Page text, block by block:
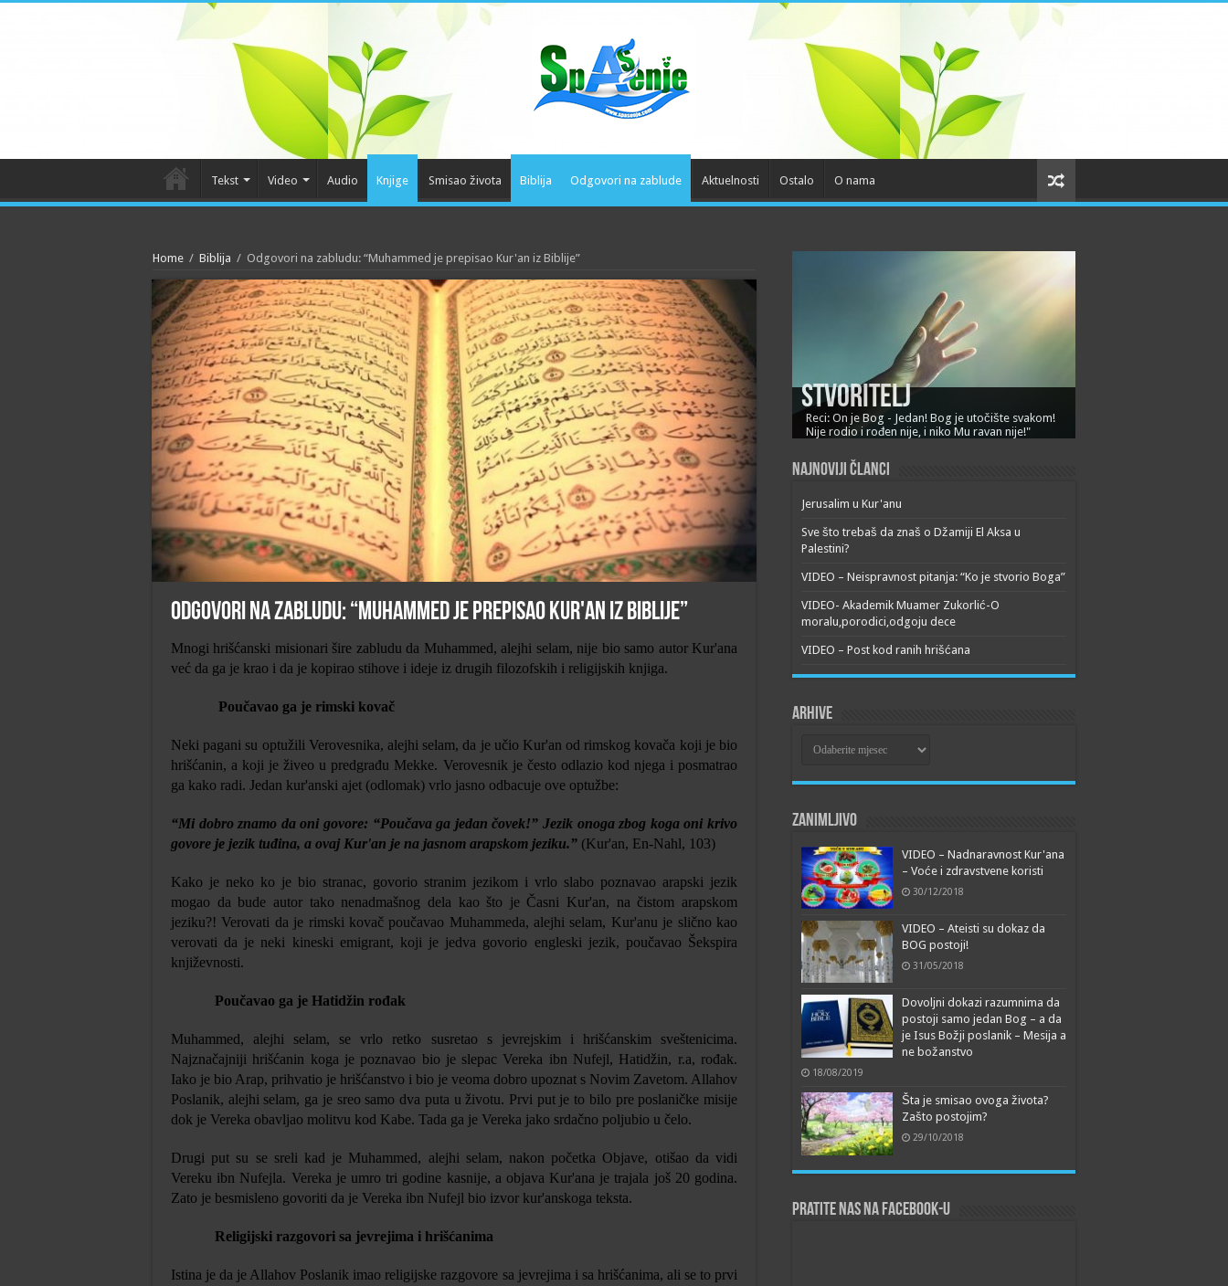
Tekst Video Audio Knjige Smisao života Biblija Odgovori na zablude Aktuelnosti Ostalo O nama
Home / Biblija / Odgovori na zabludu: “Muhammed je prepisao Kur'an iz Biblije”
Odgovori na zabludu: “Muhammed je prepisao Kur'an iz Biblije”
Mnogi hrišćanski misionari šire zabludu da Muhammed, alejhi selam, nije bio samo autor Kur'ana
već da ga je krao i da je kopirao stihove i ideje iz drugih filozofskih i religijskih knjiga.
Poučavao ga je rimski kovač
Neki pagani su optužili Verovesnika, alejhi selam, da je učio Kur'an od rimskog kovača koji je bio
hrišćanin, a koji je živeo u predgrađu Mekke. Verovesnik je često odlazio kod njega i posmatrao
ga kako radi. Jedan kur'anski ajet (odlomak) vrlo jasno odbacuje ove optužbe:
“Mi dobro znamo da oni govore: “Poučava ga jedan čovek!” Jezik onoga zbog koga oni krivo
govore je jezik tuđina, a ovaj Kur'an je na jasnom arapskom jeziku.” (Kur'an, En-Nahl, 103)
Kako je neko ko je bio stranac, govorio stranim jezikom i vrlo slabo poznavao arapski jezik
mogao da bude autor tako nenadmašnog dela kao što je Časni Kur'an, na čistom arapskom
jeziku?! Verovati da je rimski kovač poučavao Muhammeda, alejhi selam, Kur'anu je slično kao
verovati da je neki kineski emigrant, koji je jedva govorio engleski jezik, poučavao Šekspira
književnosti.
Poučavao ga je Hatidžin rođak
Muhammed, alejhi selam, se vrlo retko susretao s jevrejskim i hrišćanskim sveštenicima.
Najznačajniji hrišćanin koga je poznavao bio je slepac Vereka ibn Nufejl, Hatidžin, r.a, rođak.
Iako je bio Arap, prihvatio je hrišćanstvo i bio je veoma dobro upoznat s Novim Zavetom. Allahov
Poslanik, alejhi selam, ga je sreo samo dva puta u životu. Prvi put je to bilo pre poslaničke misije
dok je Vereka obavljao molitvu kod Kabe. Tada ga je Vereka jako srdačno poljubio u čelo.
Drugi put su se sreli kad je Muhammed, alejhi selam, nakon početka Objave, otišao da vidi
Vereku ibn Nufejla. Vereka je umro tri godine kasnije, a objava Kur'ana je trajala još 20 godina.
Zato je besmisleno govoriti da je Vereka ibn Nufejl bio izvor kur'anskoga teksta.
Religijski razgovori sa jevrejima i hrišćanima
Istina je da je Allahov Poslanik imao religijske razgovore sa jevrejima i sa hrišćanima, ali se to prvi
Stvoritelj
Reci: On je Bog - Jedan! Bog je utočište svakom!
Nije rodio i rođen nije, i niko Mu ravan nije!"
Najnoviji članci
Jerusalim u Kur'anu
Sve što trebaš da znaš o Džamiji El Aksa u
Palestini?
VIDEO – Neispravnost pitanja: “Ko je stvorio Boga”
VIDEO- Akademik Muamer Zukorlić-O
moralu,porodici,odgoju dece
VIDEO – Post kod ranih hrišćana
Arhive
Zanimljivo
VIDEO – Nadnaravnost Kur'ana
– Voće i zdravstvene koristi
30/12/2018
VIDEO – Ateisti su dokaz da
BOG postoji!
31/05/2018
Dovoljni dokazi razumnima da
postoji samo jedan Bog – a da
je Isus Božji poslanik – Mesija a
ne božanstvo
18/08/2019
Šta je smisao ovoga života?
Zašto postojim?
29/10/2018
Pratite nas na Facebook-u